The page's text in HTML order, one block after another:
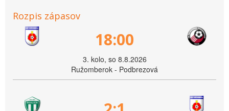
Rozpis zápasov
18:00
3. kolo, so 8.8.2026
Ružomberok - Podbrezová